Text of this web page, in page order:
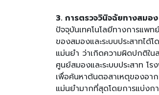
3. การตรวจวินิจฉัยทางสม
ปัจจุบันเทคโนโลยีทางการแพ
ของสมองและระบบประสาทไ
แม่นยำ ว่าเกิดความผิดปกติใน
ศูนย์สมองและระบบประสาท โ
เพื่อค้นหาต้นตอสาเหตุของอา
แม่นยำมากที่สุดโดยการแบ่งก